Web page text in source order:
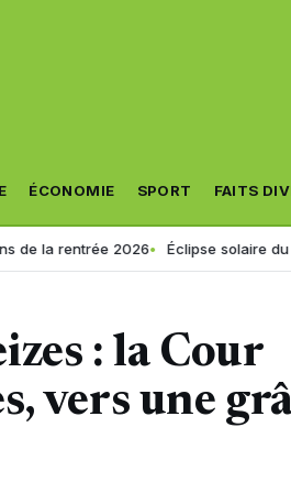
ÉCONOMIE SPORT FAITS
2026 Éclipse solaire du 12 août :
: la Cour
vers une